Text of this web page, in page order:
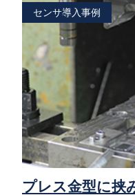
センサ導入事例
プレス金型に挟